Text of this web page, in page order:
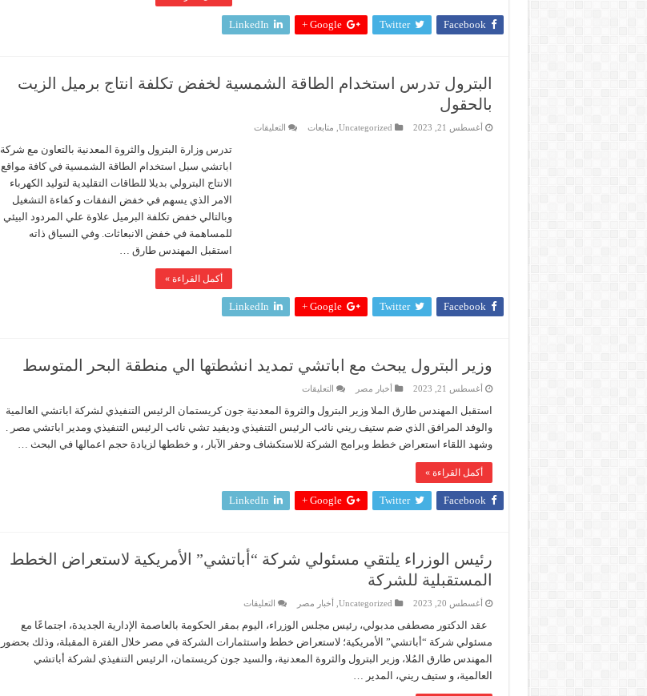
Facebook
Twitter
Google +
LinkedIn
البترول تدرس استخدام الطاقة الشمسية لخفض تكلفة انتاج برميل الزيت
بالحقول
أغسطس 21, 2023 Uncategorized متابعات التعليقات
تدرس
الطاقة
الشمسية
لخفض
تدرس وزارة البترول والثروة المعدنية بالتعاون مع شركة
اباتشي سبل استخدام الطاقة الشمسية في كافة مواقع
الانتاج البترولي بديلا للطاقات التقليدية لتوليد الكهرباء
الامر الذي يسهم في خفض النفقات و كفاءة التشغيل
وبالتالي خفض تكلفة البرميل علاوة علي المردود البيئي
للمساهمة في خفض الانبعاثات. وفي السياق ذاته
استقبل المهندس طارق …
أكمل القراءة »
Facebook
Twitter
Google +
LinkedIn
وزير البترول يبحث مع اباتشي تمديد انشطتها الي منطقة البحر المتوسط
أغسطس 21, 2023 أخبار مصر التعليقات
البترول
يبحث
مع
اباتشي
تمديد
البحر
المتوسط
مغلقة
استقبل المهندس طارق الملا وزير البترول والثروة المعدنية جون كريستمان الرئيس التنفيذي لشركة اباتشي العالمية
والوفد المرافق الذي ضم ستيف ريني نائب الرئيس التنفيذي وديفيد تشي نائب الرئيس التنفيذي ومدير اباتشي مصر .
وشهد اللقاء استعراض خطط وبرامج الشركة للاستكشاف وحفر الآبار ، و خططها لزيادة حجم اعمالها في البحث …
أكمل القراءة »
Facebook
Twitter
Google +
LinkedIn
رئيس الوزراء يلتقي مسئولي شركة “أباتشي” الأمريكية لاستعراض الخطط
المستقبلية للشركة
أغسطس 20, 2023 Uncategorized أخبار مصر التعليقات
الوزراء
يلتقي
مسئولي
“أباتشي”
عقد الدكتور مصطفى مدبولي، رئيس مجلس الوزراء، اليوم بمقر الحكومة بالعاصمة الإدارية الجديدة، اجتماعًا مع
مسئولي شركة “أباتشي” الأمريكية؛ لاستعراض خطط واستثمارات الشركة في مصر خلال الفترة المقبلة، وذلك بحضور
المهندس طارق المُلا، وزير البترول والثروة المعدنية، والسيد جون كريستمان، الرئيس التنفيذي لشركة أباتشي
العالمية، و ستيف ريني، المدير …